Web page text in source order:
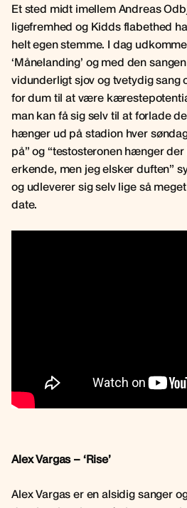
Et sted midt imellem Andreas
ligefremhed og Kidds flabethed
helt egen stemme. I dag
‘Månelanding’ og med den sangen
vidunderligt sjov og tvetydig sang
for dum til at være
man kan få sig selv til at forlade
hænger ud på stadion hver
på” og “testosteronen hænger
erkende, men jeg elsker duften”
og udleverer sig selv lige så
date.
Alex Vargas – ‘Rise’
Alex Vargas er en alsidig sanger